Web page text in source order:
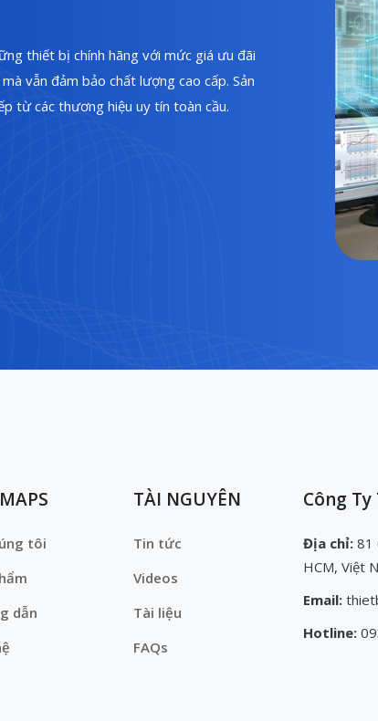
thiết bị chính hãng với mức giá ưu đãi
vẫn đảm bảo chất lượng cao cấp. Sản
từ các thương hiệu uy tín toàn cầu.
tôi
dẫn
TÀI NGUYÊN
Tin tức
Videos
Tài liệu
FAQs
Công
Địa chỉ: 81
HCM, Việt
Email:
Hotline: